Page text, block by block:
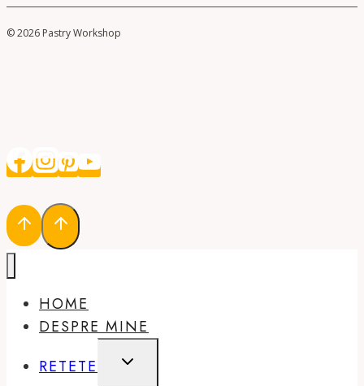
© 2026 Pastry Workshop
HOME
DESPRE MINE
RETETE
TOGGLE